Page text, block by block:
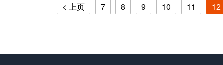
< 上页 7 8 9 10 11 12